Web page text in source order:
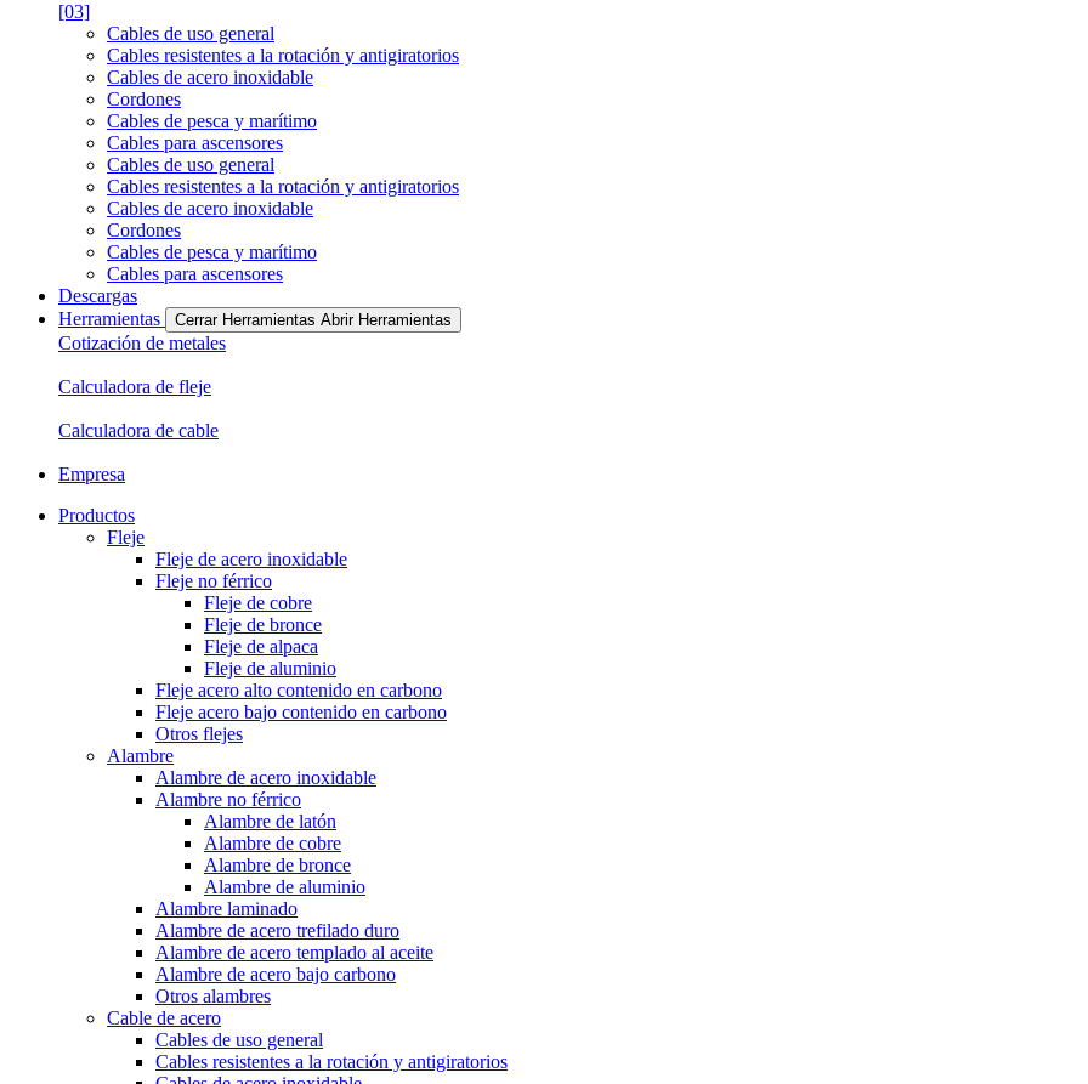
[03]
Cables de uso general
Cables resistentes a la rotación y antigiratorios
Cables de acero inoxidable
Cordones
Cables de pesca y marítimo
Cables para ascensores
Cables de uso general
Cables resistentes a la rotación y antigiratorios
Cables de acero inoxidable
Cordones
Cables de pesca y marítimo
Cables para ascensores
Descargas
Herramientas
Cerrar Herramientas Abrir Herramientas
Cotización de metales
Calculadora de fleje
Calculadora de cable
Empresa
Productos
Fleje
Fleje de acero inoxidable
Fleje no férrico
Fleje de cobre
Fleje de bronce
Fleje de alpaca
Fleje de aluminio
Fleje acero alto contenido en carbono
Fleje acero bajo contenido en carbono
Otros flejes
Alambre
Alambre de acero inoxidable
Alambre no férrico
Alambre de latón
Alambre de cobre
Alambre de bronce
Alambre de aluminio
Alambre laminado
Alambre de acero trefilado duro
Alambre de acero templado al aceite
Alambre de acero bajo carbono
Otros alambres
Cable de acero
Cables de uso general
Cables resistentes a la rotación y antigiratorios